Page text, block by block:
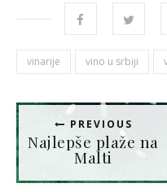
vinarije vino u srbiji
PREVIOUS
Najlepše plaže na
Malti